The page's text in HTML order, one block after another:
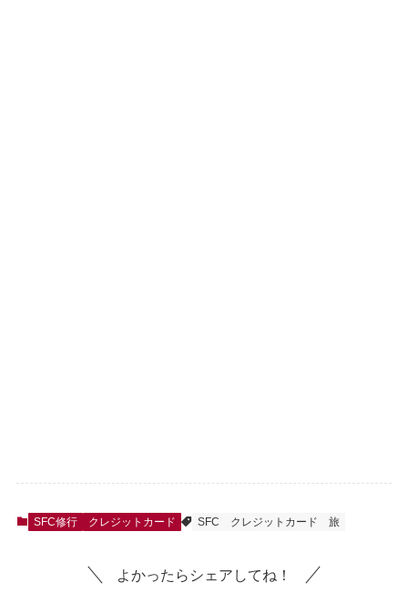
SFC修行 クレジットカード SFC クレジットカード 旅
よかったらシェアしてね！